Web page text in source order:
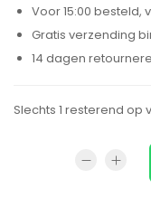
Voor 15:00
Gratis verzending
14 dagen
Slechts 1 resterend op